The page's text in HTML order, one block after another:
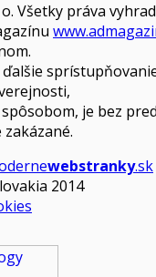
Všetky práva
ďalšie
je bez
webstranky.sk
2014